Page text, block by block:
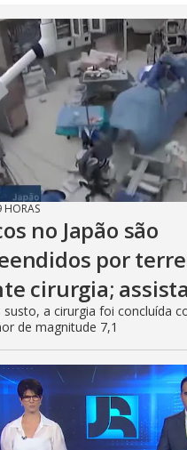
HORAS
no Japão são
por
cirurgia; assista
susto, a cirurgia foi concluída
de magnitude 7,1